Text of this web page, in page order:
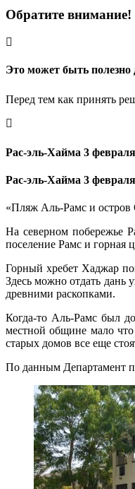
Обратите внимание!
Это может быть
Перед тем как принять
Рас-эль-Хайма 3
Рас-эль-Хайма 3 февраля
«Пляж Аль-Рамс и остров
На северном побережье
поселение Рамс и горная
Горный хребет Хаджар
Здесь можно отдать
древними раскопками.
Когда-то Аль-Рамс был
местной общине мало
старых домов все еще
По данным Департамент